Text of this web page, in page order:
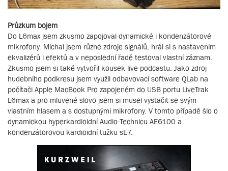
Průzkum bojem
Do L6max jsem zkusmo zapojoval dynamické i kondenzátorové
mikrofony. Míchal jsem různé zdroje signálů, hrál si s nastavením
ekvalizérů i efektů a v neposlední řadě testoval vlastní záznam.
Zkusmo jsem si také vytvořil kousek live podcastu. Jako zdroj
hudebního podkresu jsem využil odbavovací software QLab na
počítači Apple MacBook Pro zapojeném do USB portu LiveTrak
L6max a pro mluvené slovo jsem si musel vystačit se svým
vlastním hlasem a s dostupnými mikrofony. V tomto případě šlo o
dynamickou hyperkardioidní Audio-Technicu AE6100 a
kondenzátorovou kardioidní tužku sE7.